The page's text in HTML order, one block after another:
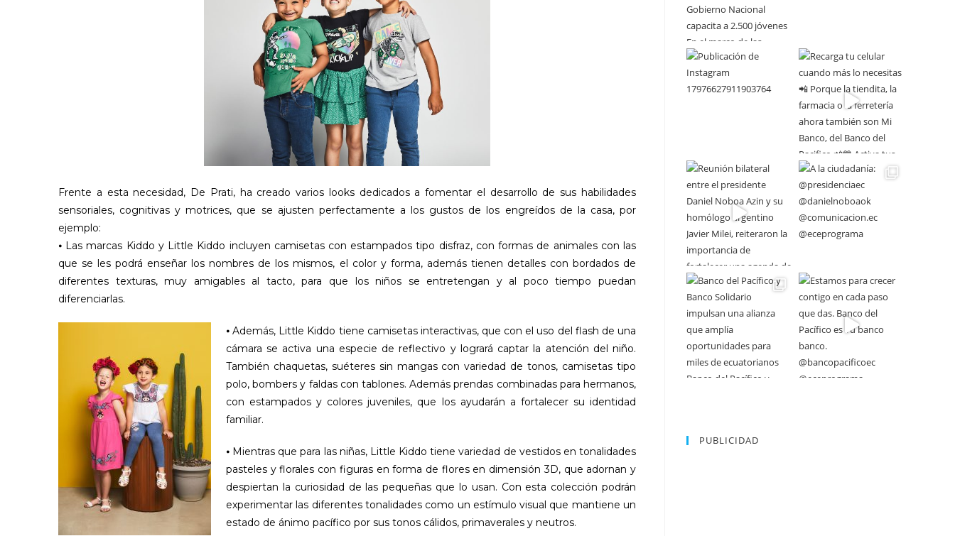
Frente a esta necesidad, De Prati, ha creado varios looks dedicados a fomentar el desarrollo de sus habilidades
sensoriales, cognitivas y motrices, que se ajusten perfectamente a los gustos de los engreídos de la casa, por
ejemplo:
⦁ Las marcas Kiddo y Little Kiddo incluyen camisetas con estampados tipo disfraz, con formas de animales con las
que se les podrá enseñar los nombres de los mismos, el color y forma, además tienen detalles con bordados de
diferentes texturas, muy amigables al tacto, para que los niños se entretengan y al poco tiempo puedan
diferenciarlas.
⦁ Además, Little Kiddo tiene camisetas interactivas, que con el uso del flash de una
cámara se activa una especie de reflectivo y logrará captar la atención del niño.
También chaquetas, suéteres sin mangas con variedad de tonos, camisetas tipo
polo, bombers y faldas con tablones. Además prendas combinadas para hermanos,
con estampados y colores juveniles, que los ayudarán a fortalecer su identidad
familiar.
⦁ Mientras que para las niñas, Little Kiddo tiene variedad de vestidos en tonalidades
pasteles y florales con figuras en forma de flores en dimensión 3D, que adornan y
despiertan la curiosidad de las pequeñas que lo usan. Con esta colección podrán
experimentar las diferentes tonalidades como un estímulo visual que mantiene un
estado de ánimo pacífico por sus tonos cálidos, primaverales y neutros.
PUBLICIDAD